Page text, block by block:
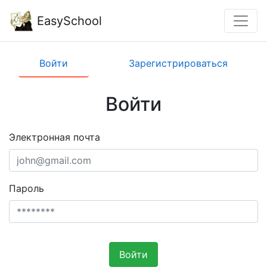
EasySchool
Войти Зарегистрироваться
Войти
Электронная почта
Пароль